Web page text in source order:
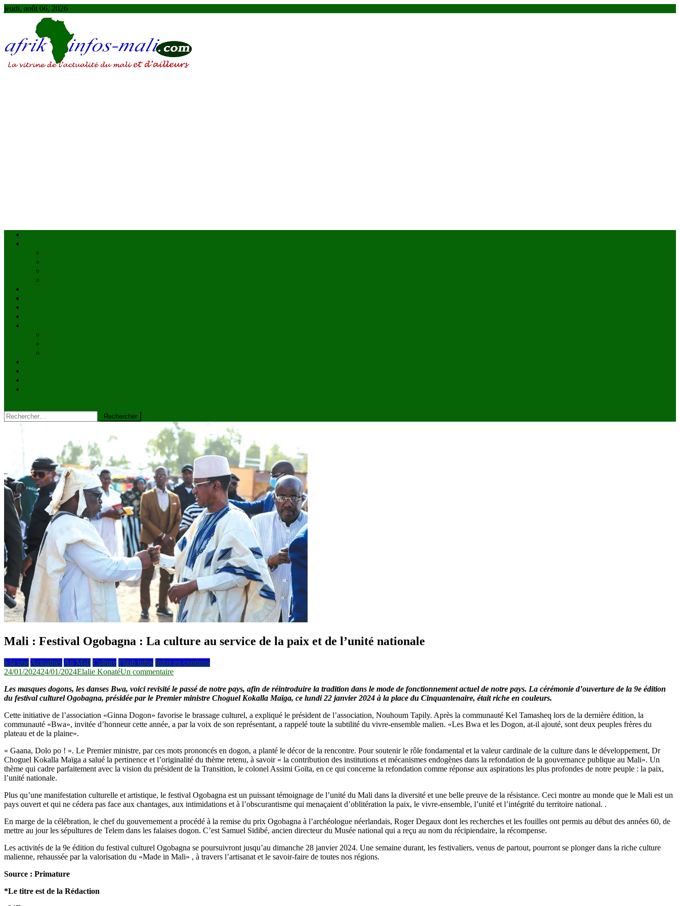
Skip
jeudi, août 06, 2026
Rechercher :
Mali : Festival Ogobagna : La culture au service de la paix et de l’unité nationale
à la une Actualités Au Mali Culture Flash infos Infos en continus
24/01/202424/01/2024Elalie KonatéUn commentairesur
:
Festival
:
La
service
de
la
de
l’unité
nationale
Les masques dogons, les danses Bwa, voici revisité le passé de notre pays, afin de réintroduire la tradition dans le mode de fonctionnement actuel de notre pays. La cérémonie d’ouverture de la 9e édition
du festival culturel Ogobagna, présidée par le Premier ministre Choguel Kokalla Maïga, ce lundi 22 janvier 2024 à la place du Cinquantenaire, était riche en couleurs.
Cette initiative de l’association «Ginna Dogon» favorise le brassage culturel, a expliqué le président de l’association, Nouhoum Tapily. Après la communauté Kel Tamasheq lors de la dernière édition, la
communauté «Bwa», invitée d’honneur cette année, a par la voix de son représentant, a rappelé toute la subtilité du vivre-ensemble malien. «Les Bwa et les Dogon, at-il ajouté, sont deux peuples frères du
plateau et de la plaine».
« Gaana, Dolo po ! ». Le Premier ministre, par ces mots prononcés en dogon, a planté le décor de la rencontre. Pour soutenir le rôle fondamental et la valeur cardinale de la culture dans le développement, Dr
Choguel Kokalla Maïga a salué la pertinence et l’originalité du thème retenu, à savoir « la contribution des institutions et mécanismes endogènes dans la refondation de la gouvernance publique au Mali». Un
thème qui cadre parfaitement avec la vision du président de la Transition, le colonel Assimi Goïta, en ce qui concerne la refondation comme réponse aux aspirations les plus profondes de notre peuple : la paix,
l’unité nationale.
Plus qu’une manifestation culturelle et artistique, le festival Ogobagna est un puissant témoignage de l’unité du Mali dans la diversité et une belle preuve de la résistance. Ceci montre au monde que le Mali est un
pays ouvert et qui ne cédera pas face aux chantages, aux intimidations et à l’obscurantisme qui menaçaient d’oblitération la paix, le vivre-ensemble, l’unité et l’intégrité du territoire national. .
En marge de la célébration, le chef du gouvernement a procédé à la remise du prix Ogobagna à l’archéologue néerlandais, Roger Degaux dont les recherches et les fouilles ont permis au début des années 60, de
mettre au jour les sépultures de Telem dans les falaises dogon. C’est Samuel Sidibé, ancien directeur du Musée national qui a reçu au nom du récipiendaire, la récompense.
Les activités de la 9e édition du festival culturel Ogobagna se poursuivront jusqu’au dimanche 28 janvier 2024. Une semaine durant, les festivaliers, venus de partout, pourront se plonger dans la riche culture
malienne, rehaussée par la valorisation du «Made in Mali» , à travers l’artisanat et le savoir-faire de toutes nos régions.
Source : Primature
*Le titre est de la Rédaction